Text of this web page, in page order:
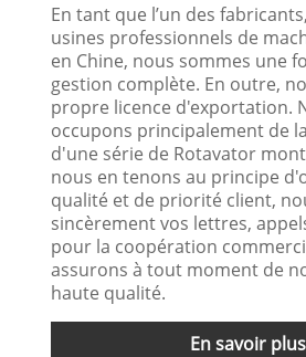
En tant que l’un des
usines professionnels de
en Chine, nous sommes une
gestion complète. En outre,
propre licence d'exportation.
occupons principalement de
d'une série de Rotavator
nous en tenons au principe
qualité et de priorité client,
sincèrement vos lettres,
pour la coopération
assurons à tout moment de
haute qualité.
En savoir plus